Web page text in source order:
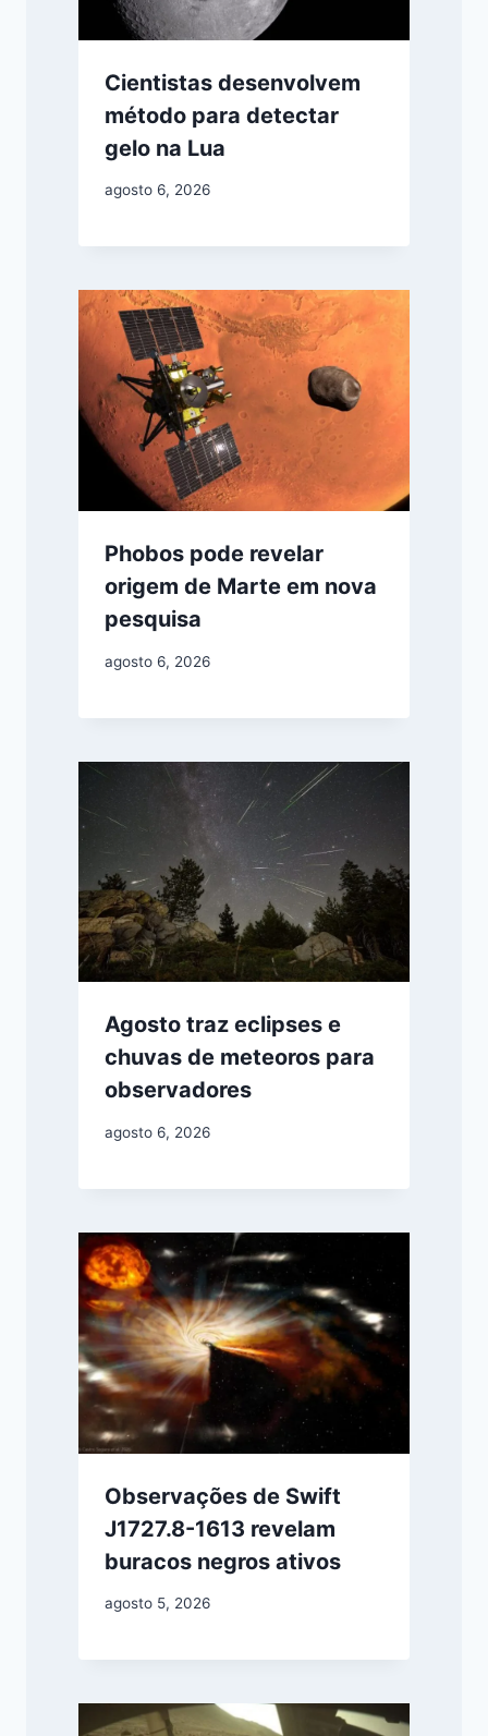
Cientistas desenvolvem
método para detectar
gelo na Lua
agosto 6, 2026
Phobos pode revelar
origem de Marte em nova
pesquisa
agosto 6, 2026
Agosto traz eclipses e
chuvas de meteoros para
observadores
agosto 6, 2026
Observações de Swift
J1727.8-1613 revelam
buracos negros ativos
agosto 5, 2026